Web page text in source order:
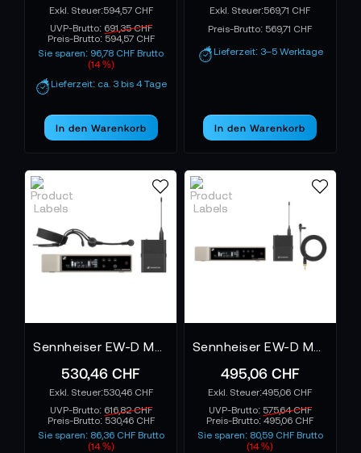
594,57 CHF
UVP-Brutto: 691,35 CHF
Preis-Brutto: 594,57 CHF
Sie sparen: 96,78 CHF Brutto
(14 %)
Lieferzeit: ca. 3 bis 4 Tage
In den Warenkorb
569,71 CHF
Preis-Brutto: 569,71 CHF
Lieferzeit: 3–5 Werktage
In den Warenkorb
530,46 CHF
530,46 CHF
UVP-Brutto: 616,82 CHF
Preis-Brutto:530,46 CHF
Sie sparen: 86,36 CHF Brutto
(14 %)
495,06 CHF
495,06 CHF
UVP-Brutto: 575,64 CHF
Preis-Brutto:495,06 CHF
Sie sparen: 80,59 CHF Brutto
(14 %)